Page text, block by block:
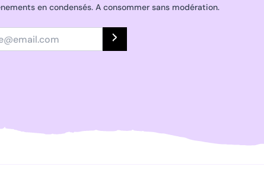
en condensés. A consommer sans modération.